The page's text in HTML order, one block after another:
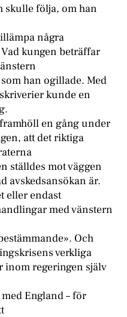
skulle följa, om han
några
kungen beträffar
han ogillade. Med
kunde en
en gång under
att det riktiga
ställdes mot väggen
avskedsansökan är.
eller endast
med vänstern
Och
verkliga
inom regeringen själv
England – för